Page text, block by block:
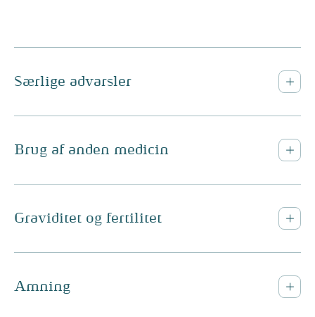
Særlige advarsler
Brug af anden medicin
Graviditet og fertilitet
Amning